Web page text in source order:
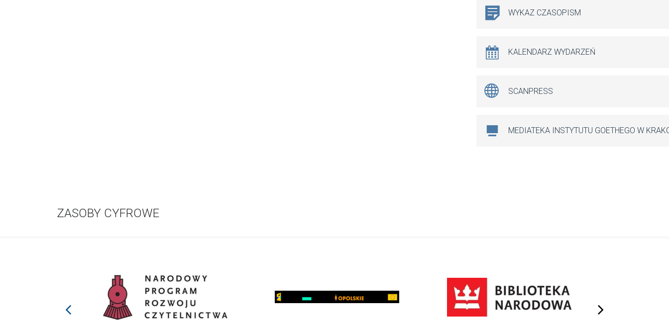
WYKAZ CZASOPISM
KALENDARZ WYDARZEŃ
SCANPRESS
MEDIATEKA INSTYTUTU GOETHEGO W
ZASOBY CYFROWE
prev next